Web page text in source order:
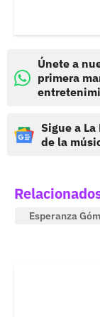
Únete a
primera
Sigue a
de la
Esperanza